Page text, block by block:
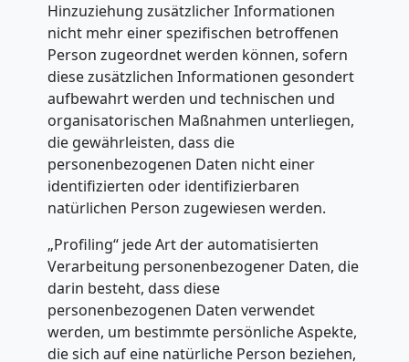
Hinzuziehung zusätzlicher Informationen
nicht mehr einer spezifischen betroffenen
Person zugeordnet werden können, sofern
diese zusätzlichen Informationen gesondert
aufbewahrt werden und technischen und
organisatorischen Maßnahmen unterliegen,
die gewährleisten, dass die
personenbezogenen Daten nicht einer
identifizierten oder identifizierbaren
natürlichen Person zugewiesen werden.
„Profiling“ jede Art der automatisierten
Verarbeitung personenbezogener Daten, die
darin besteht, dass diese
personenbezogenen Daten verwendet
werden, um bestimmte persönliche Aspekte,
die sich auf eine natürliche Person beziehen,